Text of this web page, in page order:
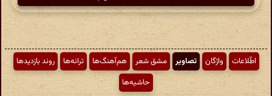
اطّلاعات واژگان تصاویر مشق شعر هم‌آهنگ‌ها ترانه‌ها
روند بازدیدها
حاشیه‌ها